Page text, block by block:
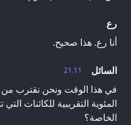
رع
أنا رع. هذا صحيح.
21.11
السائل
في هذا الوقت ونحن نقترب من
المئوية التقريبية للكائنات
الخاصة؟